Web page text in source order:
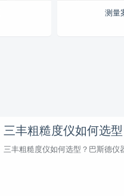
测量
三丰粗糙度仪如何选型？巴斯德仪